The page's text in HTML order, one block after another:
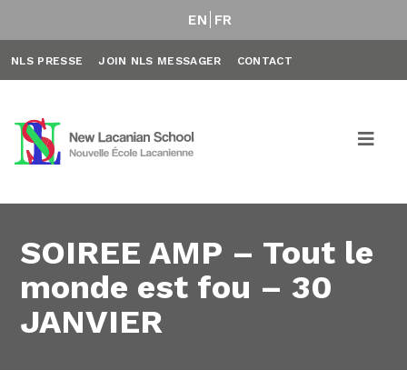
EN FR
NLS PRESSE JOIN NLS MESSAGER CONTACT
SOIREE AMP – Tout le
monde est fou – 30
JANVIER